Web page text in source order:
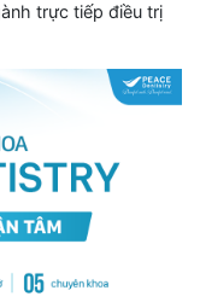
trực tiếp điều trị